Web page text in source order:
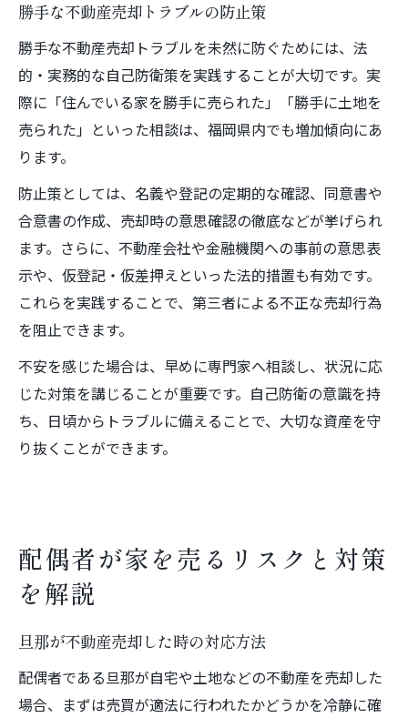
勝手な不動産売却トラブルの防止策
勝手な不動産売却トラブルを未然に防ぐためには、法
的・実務的な自己防衛策を実践することが大切です。実
際に「住んでいる家を勝手に売られた」「勝手に土地を
売られた」といった相談は、福岡県内でも増加傾向にあ
ります。
防止策としては、名義や登記の定期的な確認、同意書や
合意書の作成、売却時の意思確認の徹底などが挙げられ
ます。さらに、不動産会社や金融機関への事前の意思表
示や、仮登記・仮差押えといった法的措置も有効です。
これらを実践することで、第三者による不正な売却行為
を阻止できます。
不安を感じた場合は、早めに専門家へ相談し、状況に応
じた対策を講じることが重要です。自己防衛の意識を持
ち、日頃からトラブルに備えることで、大切な資産を守
り抜くことができます。
配偶者が家を売るリスクと対策
を解説
旦那が不動産売却した時の対応方法
配偶者である旦那が自宅や土地などの不動産を売却した
場合、まずは売買が適法に行われたかどうかを冷静に確